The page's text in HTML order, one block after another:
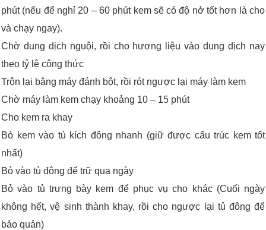
phút (nếu để nghỉ 20 – 60 phút kem sẽ có độ nở tốt hơn là cho
và chạy ngay).
Chờ dung dịch nguội, rồi cho hương liệu vào dung dịch nay
theo tỷ lệ công thức
Trộn lại bằng máy đánh bột, rồi rót ngược lại máy làm kem
Chờ máy làm kem chạy khoảng 10 – 15 phút
Cho kem ra khay
Bỏ kem vào tủ kích đông nhanh (giữ được cấu trúc kem tốt
nhất)
Bỏ vào tủ đông để trữ qua ngày
Bỏ vào tủ trưng bày kem để phục vụ cho khác (Cuối ngày
không hết, vệ sinh thành khay, rồi cho ngược lại tủ đông để
bảo quản)